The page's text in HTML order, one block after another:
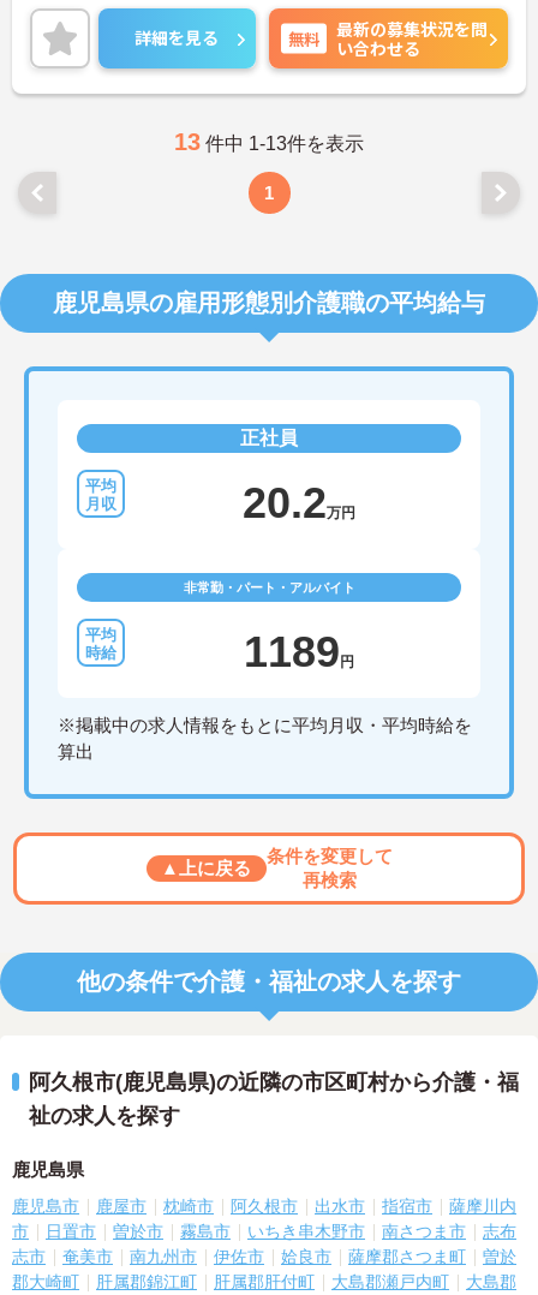
心してお仕事を始められます。
ご興味ある方には、面接のポイントなど、さらに詳
細をお話致しますのでお気軽にご相談ください。
詳細を見る 無料
最新の募集状況を問
い合わせる
13 件中 1-13件を表示
1
鹿児島県の雇用形態別介護職の平均給与
正社員
20.2万円
非常勤・パート・アルバイト
1189円
※掲載中の求人情報をもとに平均月収・平均時給を
算出
▲上に戻る
条件を変更して
再検索
他の条件で介護・福祉の求人を探す
阿久根市(鹿児島県)の近隣の市区町村から介護・福
祉の求人を探す
鹿児島県
鹿児島市 鹿屋市 枕崎市 阿久根市 出水市 指宿市
薩摩川内
市
日置市 曽於市 霧島市 いちき串木野市 南さつま市
志布
志市
奄美市 南九州市 伊佐市 姶良市 薩摩郡さつま町
曽於
郡大崎町
肝属郡錦江町 肝属郡肝付町 大島郡瀬戸内町
大島郡